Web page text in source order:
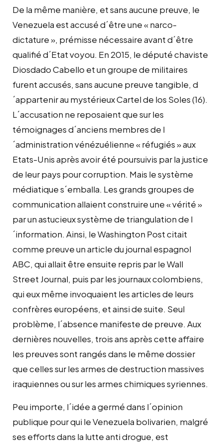
De la même manière, et sans aucune preuve, le
Venezuela est accusé d´être une « narco-
dictature », prémisse nécessaire avant d´être
qualifié d´Etat voyou. En 2015, le député chaviste
Diosdado Cabello et un groupe de militaires
furent accusés, sans aucune preuve tangible, d
´appartenir au mystérieux Cartel de los Soles (16).
L´accusation ne reposaient que sur les
témoignages d´anciens membres de l
´administration vénézuélienne « réfugiés » aux
Etats-Unis après avoir été poursuivis par la justice
de leur pays pour corruption. Mais le système
médiatique s´emballa. Les grands groupes de
communication allaient construire une « vérité »
par un astucieux système de triangulation de l
´information. Ainsi, le Washington Post citait
comme preuve un article du journal espagnol
ABC, qui allait être ensuite repris par le Wall
Street Journal, puis par les journaux colombiens,
qui eux même invoquaient les articles de leurs
confrères européens, et ainsi de suite. Seul
problème, l´absence manifeste de preuve. Aux
dernières nouvelles, trois ans après cette affaire
les preuves sont rangés dans le même dossier
que celles sur les armes de destruction massives
iraquiennes ou sur les armes chimiques syriennes.
Peu importe, l´idée a germé dans l´opinion
publique pour qui le Venezuela bolivarien, malgré
ses efforts dans la lutte anti drogue, est